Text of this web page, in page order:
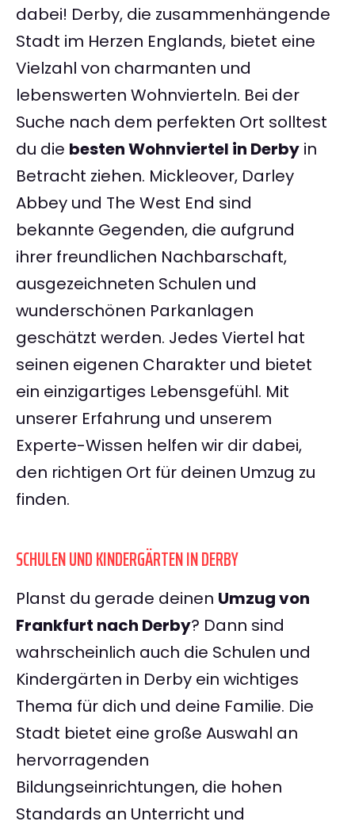
dabei! Derby, die zusammenhängende
Stadt im Herzen Englands, bietet eine
Vielzahl von charmanten und
lebenswerten Wohnvierteln. Bei der
Suche nach dem perfekten Ort solltest
du die besten Wohnviertel in Derby in
Betracht ziehen. Mickleover, Darley
Abbey und The West End sind
bekannte Gegenden, die aufgrund
ihrer freundlichen Nachbarschaft,
ausgezeichneten Schulen und
wunderschönen Parkanlagen
geschätzt werden. Jedes Viertel hat
seinen eigenen Charakter und bietet
ein einzigartiges Lebensgefühl. Mit
unserer Erfahrung und unserem
Experte-Wissen helfen wir dir dabei,
den richtigen Ort für deinen Umzug zu
finden.
SCHULEN UND KINDERGÄRTEN IN DERBY
Planst du gerade deinen Umzug von
Frankfurt nach Derby? Dann sind
wahrscheinlich auch die Schulen und
Kindergärten in Derby ein wichtiges
Thema für dich und deine Familie. Die
Stadt bietet eine große Auswahl an
hervorragenden
Bildungseinrichtungen, die hohen
Standards an Unterricht und